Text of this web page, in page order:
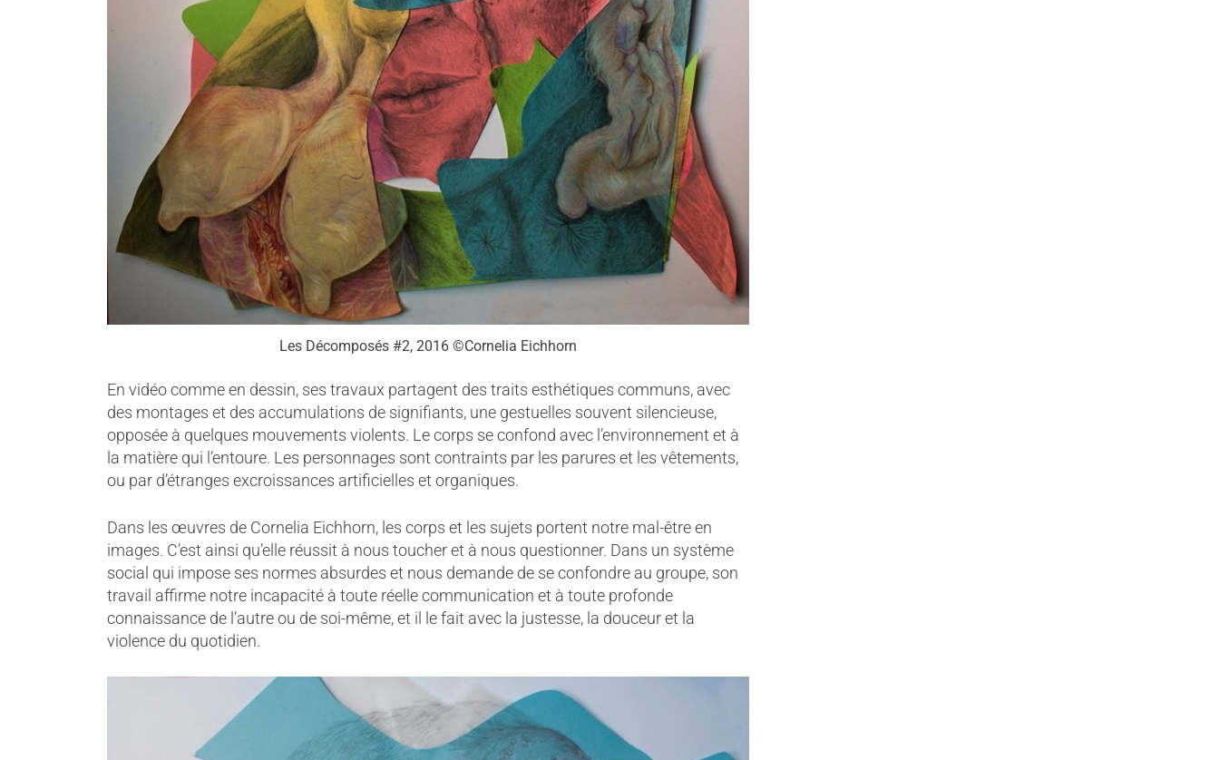
Les Décomposés #2, 2016 ©Cornelia Eichhorn
En vidéo comme en dessin, ses travaux partagent des traits esthétiques communs, avec
des montages et des accumulations de signifiants, une gestuelles souvent silencieuse,
opposée à quelques mouvements violents. Le corps se confond avec l’environnement et à
la matière qui l’entoure. Les personnages sont contraints par les parures et les vêtements,
ou par d’étranges excroissances artificielles et organiques.
Dans les œuvres de Cornelia Eichhorn, les corps et les sujets portent notre mal-être en
images. C’est ainsi qu’elle réussit à nous toucher et à nous questionner. Dans un système
social qui impose ses normes absurdes et nous demande de se confondre au groupe, son
travail affirme notre incapacité à toute réelle communication et à toute profonde
connaissance de l’autre ou de soi-même, et il le fait avec la justesse, la douceur et la
violence du quotidien.